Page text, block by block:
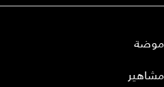
موضة
مشاهير